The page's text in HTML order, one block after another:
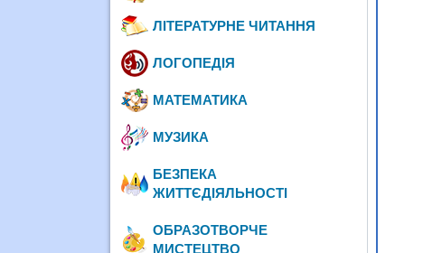
ЛІТЕРАТУРНЕ ЧИТАННЯ
ЛОГОПЕДІЯ
МАТЕМАТИКА
МУЗИКА
БЕЗПЕКА
ЖИТТЄДІЯЛЬНОСТІ
ОБРАЗОТВОРЧЕ
МИСТЕЦТВО